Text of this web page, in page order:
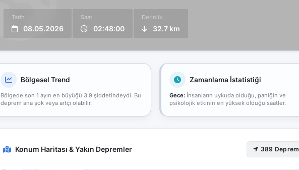
Tarih
08.05.2026
Saat
02:48:00
Derinlik
32.7 km
Bölgesel Trend
Bölgede son 1 ayın en büyüğü 3.9 şiddetindeydi. Bu
deprem ana şok veya artçı olabilir.
Zamanlama İstatistiği
Gece:İnsanların uykuda olduğu, paniğin ve
psikolojik etkinin en yüksek olduğu saatler.
Konum Haritası & Yakın Depremler 389 Deprem